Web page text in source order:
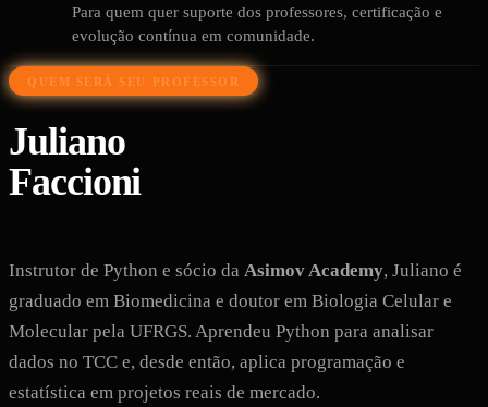
Para quem quer suporte dos professores, certificação e
evolução contínua em comunidade.
QUEM SERÁ SEU PROFESSOR
Juliano
Faccioni
Instrutor de Python e sócio da Asimov Academy, Juliano é
graduado em Biomedicina e doutor em Biologia Celular e
Molecular pela UFRGS. Aprendeu Python para analisar
dados no TCC e, desde então, aplica programação e
estatística em projetos reais de mercado.